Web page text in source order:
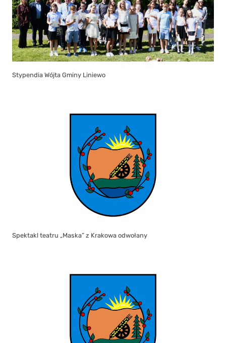
Stypendia Wójta Gminy Liniewo
Spektakl teatru „Maska” z Krakowa odwołany